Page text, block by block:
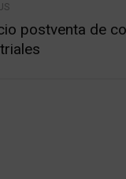
postventa de